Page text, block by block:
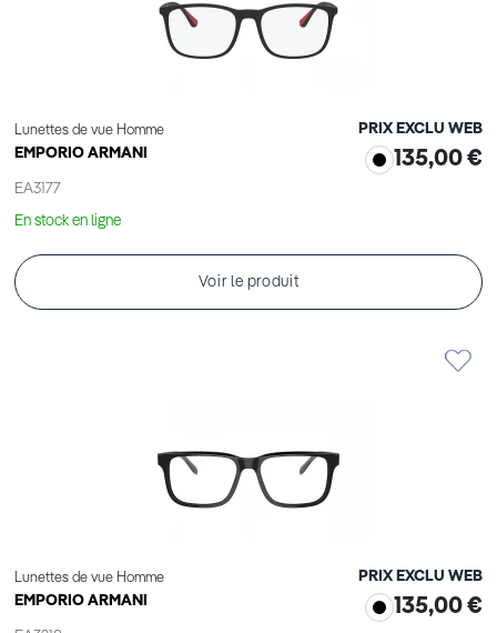
Lunettes de vue Homme
EMPORIO ARMANI
EA3177
PRIX EXCLU WEB
135,00 €
En stock en ligne
Voir le produit
Lunettes de vue Homme
EMPORIO ARMANI
PRIX EXCLU WEB
135,00 €